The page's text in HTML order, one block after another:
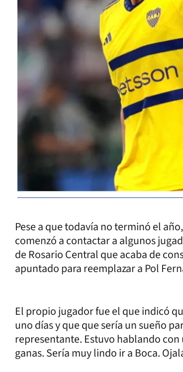
Pese a que todavía no terminó el
comenzó a contactar a algunos
de Rosario Central que acaba de
apuntado para reemplazar a Pol
El propio jugador fue el que indicó
uno días y que que sería un sueño
representante. Estuvo hablando
ganas. Sería muy lindo ir a Boca.